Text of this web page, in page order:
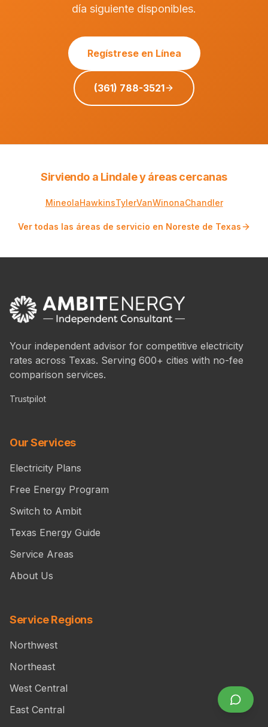
día siguiente disponibles.
Regístrese en Línea
(361) 788-3521
Sirviendo a Lindale y áreas cercanas
MineolaHawkinsTylerVanWinonaChandler
Ver todas las áreas de servicio en Noreste de Texas
Your independent advisor for competitive electricity
rates across Texas. Serving 600+ cities with no-fee
comparison services.
Trustpilot
Our Services
Electricity Plans
Free Energy Program
Switch to Ambit
Texas Energy Guide
Service Areas
About Us
Service Regions
Northwest
Northeast
West Central
East Central